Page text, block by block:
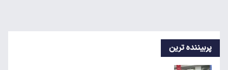
پربیننده ترین